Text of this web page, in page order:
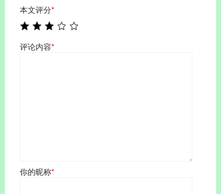
本文评分*
评论内容*
你的昵称*